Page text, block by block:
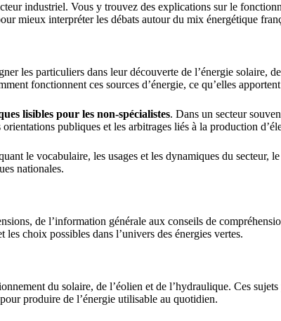
industriel. Vous y trouvez des explications sur le
mieux interpréter les débats autour du mix énergétique
les particuliers dans leur découverte de l’énergie solaire,
fonctionnent ces sources d’énergie, ce qu’elles
lisibles pour les non-spécialistes. Dans un secteur
publiques et les arbitrages liés à la production
le vocabulaire, les usages et les dynamiques du secteur,
nationales.
de l’information générale aux conseils de
choix possibles dans l’univers des énergies vertes.
du solaire, de l’éolien et de l’hydraulique. Ces
produire de l’énergie utilisable au quotidien.